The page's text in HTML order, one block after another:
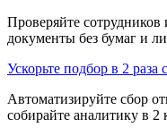
Проверяйте
документы без бумаг и
Ускорьте подбор в 2 раза
Автоматизируйте сбор
собирайте аналитику в 2